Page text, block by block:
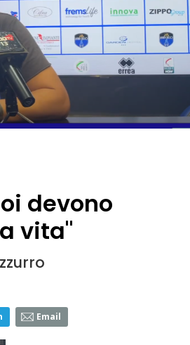
devono
vita"
Email